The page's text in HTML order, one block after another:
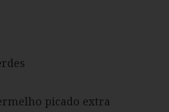
picado extra